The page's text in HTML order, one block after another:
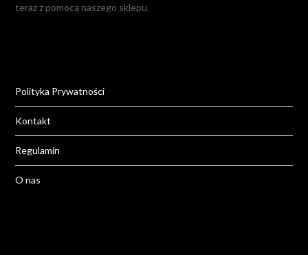
teraz z pomocą naszego sklepu.
Polityka Prywatności
Kontakt
Regulamin
O nas